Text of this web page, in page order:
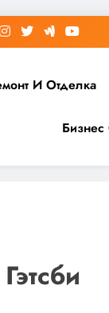
И Отделка
Бизнес